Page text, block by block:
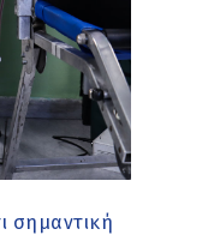
σημαντική